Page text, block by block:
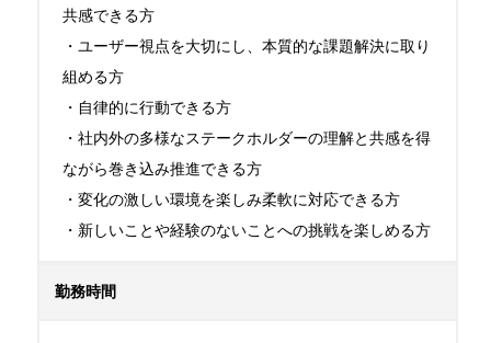
共感できる方
・ユーザー視点を大切にし、本質的な課題解決に取り
組める方
・自律的に行動できる方
・社内外の多様なステークホルダーの理解と共感を得
ながら巻き込み推進できる方
・変化の激しい環境を楽しみ柔軟に対応できる方
・新しいことや経験のないことへの挑戦を楽しめる方
勤務時間